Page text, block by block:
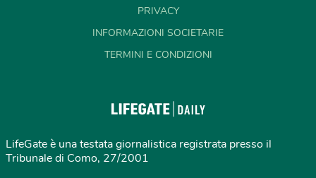
PRIVACY
INFORMAZIONI SOCIETARIE
TERMINI E CONDIZIONI
LifeGate è una testata giornalistica registrata presso il
Tribunale di Como, 27/2001